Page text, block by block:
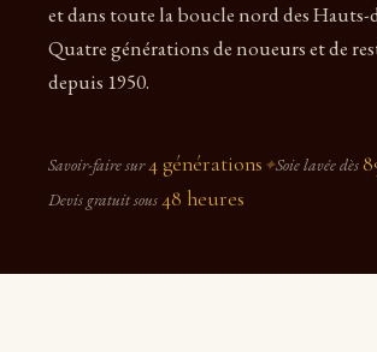
et dans toute la boucle nord des Hauts-
Quatre générations de noueurs et de
depuis 1950.
Savoir-faire sur4 générations ✦Soie lavée dès
Devis gratuit sous48 heures